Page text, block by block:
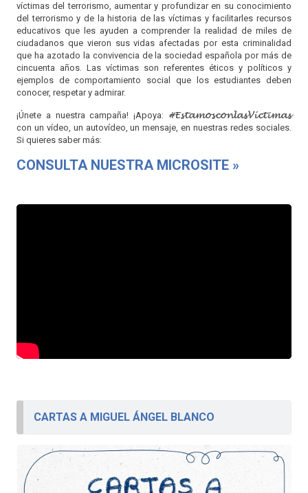
víctimas del terrorismo, aumentar y profundizar en su conocimiento
del terrorismo y de la historia de las víctimas y facilitarles recursos
educativos que les ayuden a comprender la realidad de miles de
ciudadanos que vieron sus vidas afectadas por esta criminalidad
que ha azotado la convivencia de la sociedad española por más de
cincuenta años. Las víctimas son referentes éticos y políticos y
ejemplos de comportamiento social que los estudiantes deben
conocer, respetar y admirar.
¡Únete a nuestra campaña! ¡Apoya: #EstamosconlasVíctimas
con un vídeo, un autovídeo, un mensaje, en nuestras redes sociales.
Si quieres saber más:
CONSULTA NUESTRA MICROSITE »
CARTAS A MIGUEL ÁNGEL BLANCO